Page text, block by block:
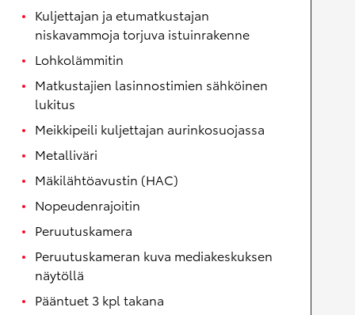
Kuljettajan ja etumatkustajan
niskavammoja torjuva istuinrakenne
Lohkolämmitin
Matkustajien lasinnostimien sähköinen
lukitus
Meikkipeili kuljettajan aurinkosuojassa
Metalliväri
Mäkilähtöavustin (HAC)
Nopeudenrajoitin
Peruutuskamera
Peruutuskameran kuva mediakeskuksen
näytöllä
Pääntuet 3 kpl takana